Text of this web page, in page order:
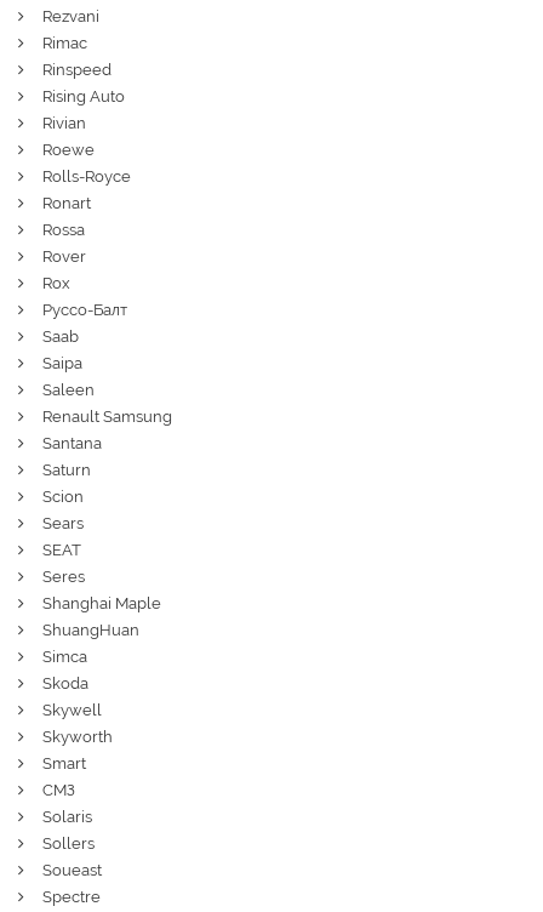
Rezvani
Rimac
Rinspeed
Rising Auto
Rivian
Roewe
Rolls-Royce
Ronart
Rossa
Rover
Rox
Руссо-Балт
Saab
Saipa
Saleen
Renault Samsung
Santana
Saturn
Scion
Sears
SEAT
Seres
Shanghai Maple
ShuangHuan
Simca
Skoda
Skywell
Skyworth
Smart
СМЗ
Solaris
Sollers
Soueast
Spectre